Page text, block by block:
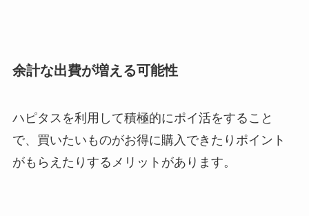
余計な出費が増える可能性
ハピタスを利用して積極的にポイ活をすること
で、買いたいものがお得に購入できたりポイント
がもらえたりするメリットがあります。